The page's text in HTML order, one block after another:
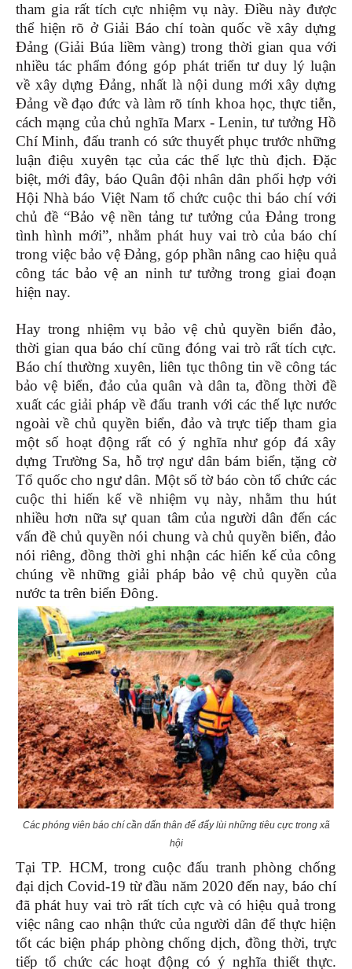
tham gia rất tích cực nhiệm vụ này. Điều này được
thể hiện rõ ở Giải Báo chí toàn quốc về xây dựng
Đảng (Giải Búa liềm vàng) trong thời gian qua với
nhiều tác phẩm đóng góp phát triển tư duy lý luận
về xây dựng Đảng, nhất là nội dung mới xây dựng
Đảng về đạo đức và làm rõ tính khoa học, thực tiễn,
cách mạng của chủ nghĩa Marx - Lenin, tư tưởng Hồ
Chí Minh, đấu tranh có sức thuyết phục trước những
luận điệu xuyên tạc của các thế lực thù địch. Đặc
biệt, mới đây, báo Quân đội nhân dân phối hợp với
Hội Nhà báo Việt Nam tổ chức cuộc thi báo chí với
chủ đề “Bảo vệ nền tảng tư tưởng của Đảng trong
tình hình mới”, nhằm phát huy vai trò của báo chí
trong việc bảo vệ Đảng, góp phần nâng cao hiệu quả
công tác bảo vệ an ninh tư tưởng trong giai đoạn
hiện nay.
Hay trong nhiệm vụ bảo vệ chủ quyền biển đảo,
thời gian qua báo chí cũng đóng vai trò rất tích cực.
Báo chí thường xuyên, liên tục thông tin về công tác
bảo vệ biển, đảo của quân và dân ta, đồng thời đề
xuất các giải pháp về đấu tranh với các thế lực nước
ngoài về chủ quyền biển, đảo và trực tiếp tham gia
một số hoạt động rất có ý nghĩa như góp đá xây
dựng Trường Sa, hỗ trợ ngư dân bám biển, tặng cờ
Tổ quốc cho ngư dân. Một số tờ báo còn tổ chức các
cuộc thi hiến kế về nhiệm vụ này, nhằm thu hút
nhiều hơn nữa sự quan tâm của người dân đến các
vấn đề chủ quyền nói chung và chủ quyền biển, đảo
nói riêng, đồng thời ghi nhận các hiến kế của công
chúng về những giải pháp bảo vệ chủ quyền của
nước ta trên biển Đông.
Các phóng viên báo chí cần dấn thân để đẩy lùi những tiêu cực trong xã
hội
Tại TP. HCM, trong cuộc đấu tranh phòng chống
đại dịch Covid-19 từ đầu năm 2020 đến nay, báo chí
đã phát huy vai trò rất tích cực và có hiệu quả trong
việc nâng cao nhận thức của người dân để thực hiện
tốt các biện pháp phòng chống dịch, đồng thời, trực
tiếp tổ chức các hoạt động có ý nghĩa thiết thực.